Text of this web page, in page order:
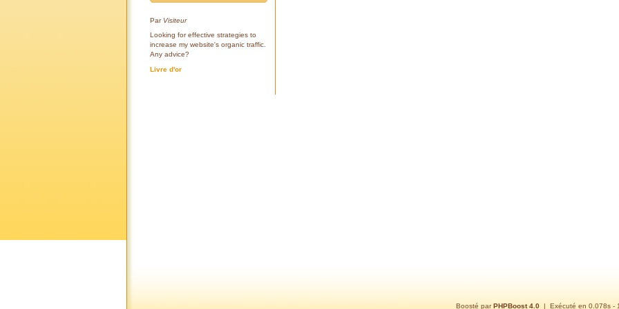
Par Visiteur
Looking for effective strategies to
increase my website's organic traffic.
Any advice?
Livre d'or
Boosté parPHPBoost 4.0 | Exécuté en 0.078s -